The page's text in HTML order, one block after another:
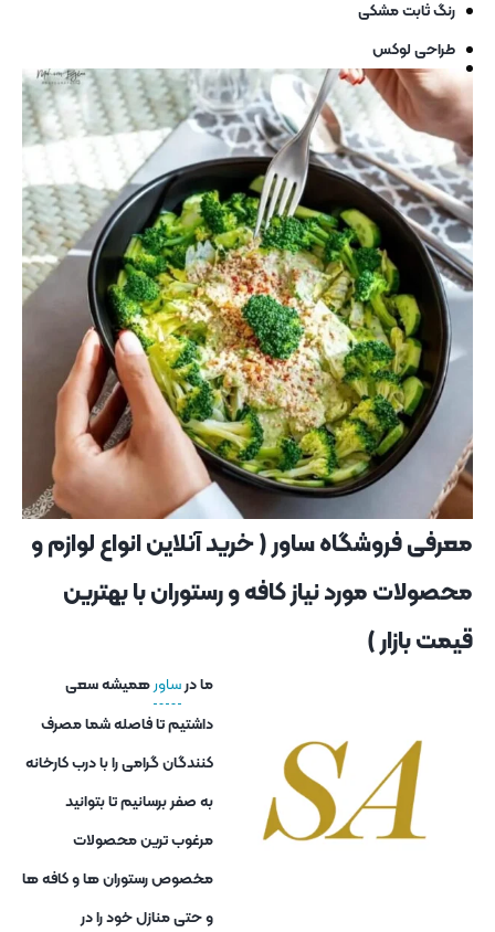
رنگ ثابت مشکی
طراحی لوکس
معرفی فروشگاه ساور ( خرید آنلاین انواع لوازم و
محصولات مورد نیاز کافه و رستوران با بهترین
قیمت بازار )
ما درساورهمیشه سعی
داشتیم تا فاصله شما مصرف
کنندگان گرامی را با درب کارخانه
به صفر برسانیم تا بتوانید
مرغوب ترین محصولات
مخصوص رستوران ها و کافه ها
و حتی منازل خود را در